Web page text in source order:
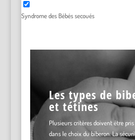
Syndrome des Bébés secoués
Les types de
et tétines
Plusieurs critères doivent être
dans le choix du biberon. La